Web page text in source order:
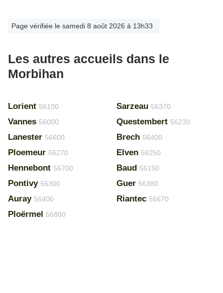
Page vérifiée le samedi 8 août 2026 à 13h33
Les autres accueils dans le
Morbihan
Lorient 56100
Vannes 56000
Lanester 56600
Ploemeur 56270
Hennebont 56700
Pontivy 56300
Auray 56400
Ploërmel 56800
Sarzeau 56370
Questembert 56230
Brech 56400
Elven 56250
Baud 56150
Guer 56380
Riantec 56670